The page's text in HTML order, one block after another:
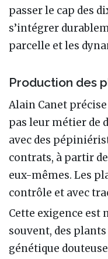
passer le cap des
s’intégrer
parcelle et les
Production des
Alain Canet
pas leur métier de
avec des
contrats, à partir
eux-mêmes. Les
contrôle et avec
Cette exigence est
souvent, des
génétique